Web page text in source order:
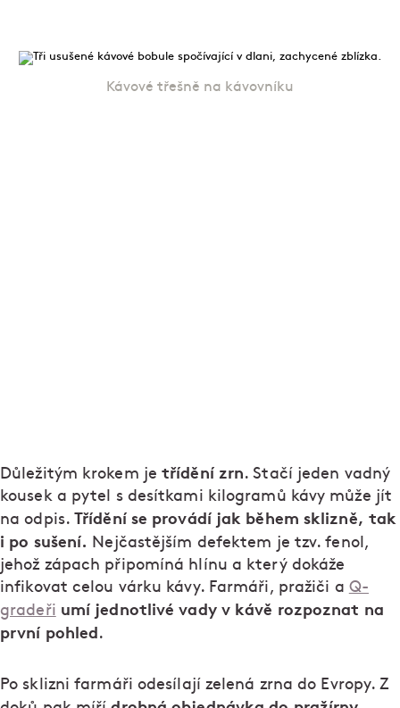
Kávové třešně na kávovníku
Důležitým krokem jetřídění zrn. Stačí jeden vadný
kousek a pytel s desítkami kilogramů kávy může jít
na odpis.Třídění se provádí jak během sklizně, tak
i po sušení. Nejčastějším defektem je tzv. fenol,
jehož zápach připomíná hlínu a který dokáže
infikovat celou várku kávy. Farmáři, pražiči a Q-
gradeři umí jednotlivé vady v kávě rozpoznat na
první pohled.
Po sklizni farmáři odesílají zelená zrna do Evropy. Z